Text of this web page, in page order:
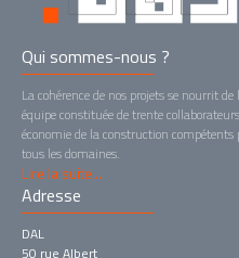
Qui sommes-nous ?
La cohérence de nos projets se nourrit de
équipe constituée de trente
économie de la construction
tous les domaines.
Lire la suite...
Adresse
DAL
50 rue Albert